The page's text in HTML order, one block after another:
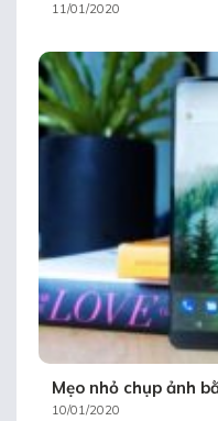
11/01/2020
Mẹo nhỏ chụp ảnh
10/01/2020